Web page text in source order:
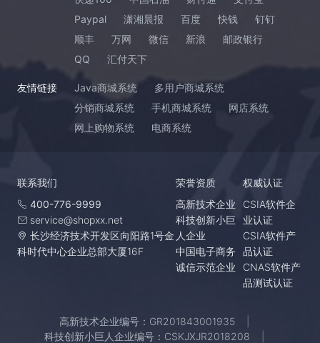
Paypal
潇湘晨报 百度 快钱
钉钉
顺丰
万网 微信 新浪
邮政银行
QQ
汇付天下
友情链接 Java商城系统
多用户商城系统
分销商城系统
手机商城系统
网店系统
网上购物系统
电商系统
联系我们
400-776-9999
service@shopxx.net
长沙经济技术开发区向阳路1号金
科时代中心企业总部大厦16F
荣誉资质
高新技术企业
科技创新小巨
人企业
中国电子商务
诚信示范企业
权威认证
CSIA软件企
业认证
CSIA软件产
品认证
CNAS软件产
品测试认证
高新技术企业编号：GR201843001935
科技创新小巨人企业编号：CSKJXJR2018208